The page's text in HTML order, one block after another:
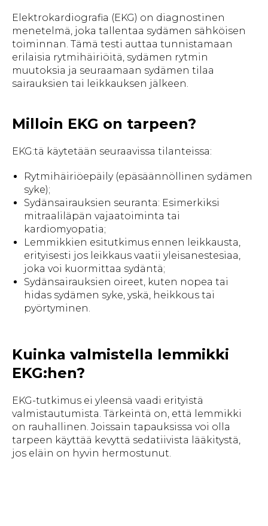
Elektrokardiografia (EKG) on diagnostinen
menetelmä, joka tallentaa sydämen sähköisen
toiminnan. Tämä testi auttaa tunnistamaan
erilaisia rytmihäiriöitä, sydämen rytmin
muutoksia ja seuraamaan sydämen tilaa
sairauksien tai leikkauksen jälkeen.
Milloin EKG on tarpeen?
EKG:tä käytetään seuraavissa tilanteissa:
Rytmihäiriöepäily (epäsäännöllinen sydämen
syke);
Sydänsairauksien seuranta: Esimerkiksi
mitraaliläpän vajaatoiminta tai
kardiomyopatia;
Lemmikkien esitutkimus ennen leikkausta,
erityisesti jos leikkaus vaatii yleisanestesiaa,
joka voi kuormittaa sydäntä;
Sydänsairauksien oireet, kuten nopea tai
hidas sydämen syke, yskä, heikkous tai
pyörtyminen.
Kuinka valmistella lemmikki
EKG:hen?
EKG-tutkimus ei yleensä vaadi erityistä
valmistautumista. Tärkeintä on, että lemmikki
on rauhallinen. Joissain tapauksissa voi olla
tarpeen käyttää kevyttä sedatiivista lääkitystä,
jos eläin on hyvin hermostunut.